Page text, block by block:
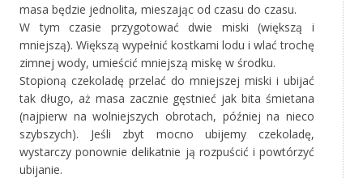
masa będzie jednolita, mieszając od czasu do czasu.
W tym czasie przygotować dwie miski (większą i
mniejszą). Większą wypełnić kostkami lodu i wlać trochę
zimnej wody, umieścić mniejszą miskę w środku.
Stopioną czekoladę przelać do mniejszej miski i ubijać
tak długo, aż masa zacznie gęstnieć jak bita śmietana
(najpierw na wolniejszych obrotach, później na nieco
szybszych). Jeśli zbyt mocno ubijemy czekoladę,
wystarczy ponownie delikatnie ją rozpuścić i powtórzyć
ubijanie.